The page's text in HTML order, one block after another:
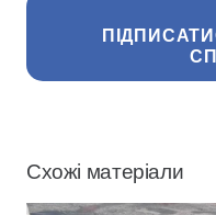
Схожі матеріали